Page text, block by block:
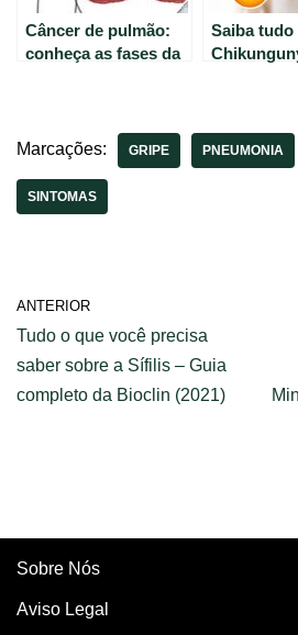
Câncer de pulmão:
conheça as fases da
Saiba tudo
Viver Bem
Marcações: GRIPE PNEUMONIA
SINTOMAS
ANTERIOR
Tudo o que você precisa
saber sobre a Sífilis – Guia
completo da Bioclin (2021)
Sobre Nós
Aviso Legal